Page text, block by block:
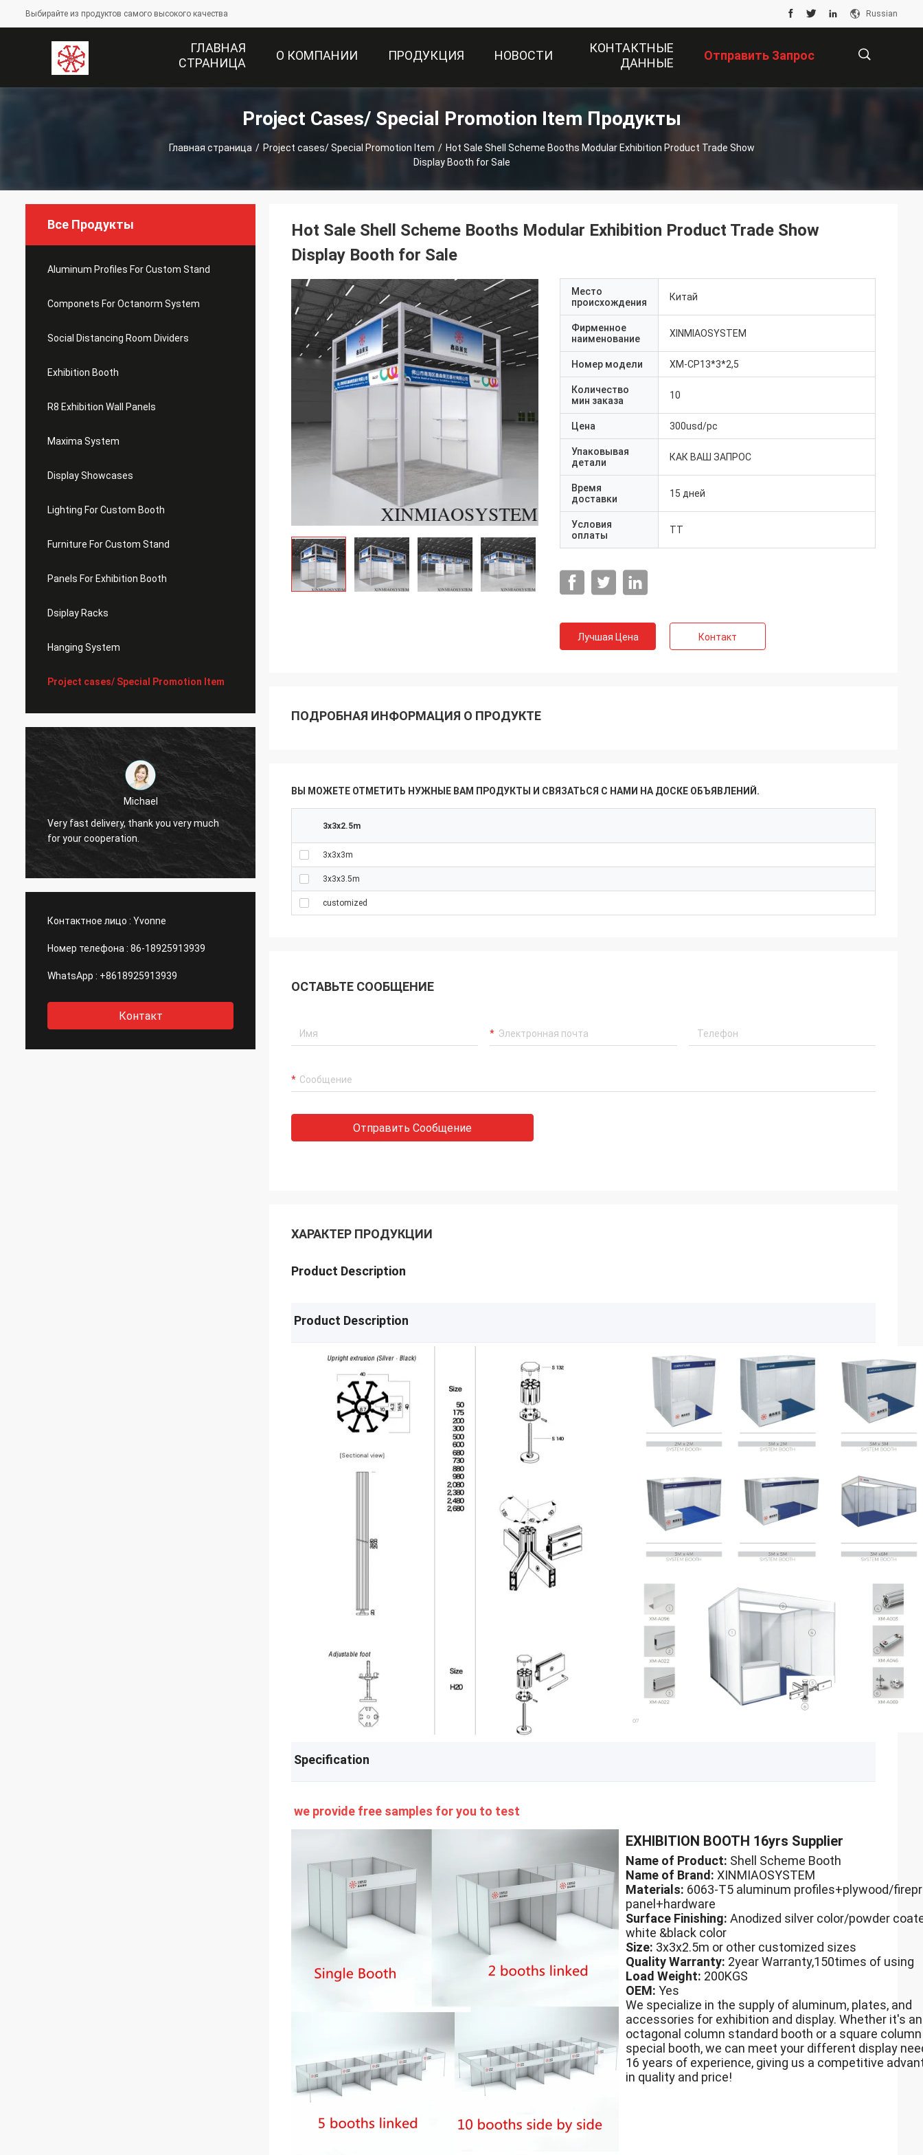
Выбирайте из продуктов самого высокого качества Russian
ГЛАВНАЯ
СТРАНИЦА
О КОМПАНИИ ПРОДУКЦИЯ НОВОСТИ
КОНТАКТНЫЕ
ДАННЫЕ
Отправить Запрос
Project Cases/ Special Promotion Item Продукты
Главная страница / Project cases/ Special Promotion Item / Hot Sale Shell Scheme Booths Modular Exhibition Product Trade Show
Display Booth for Sale
Все Продукты
Aluminum Profiles For Custom Stand
Componets For Octanorm System
Social Distancing Room Dividers
Exhibition Booth
R8 Exhibition Wall Panels
Maxima System
Display Showcases
Lighting For Custom Booth
Furniture For Custom Stand
Panels For Exhibition Booth
Dsiplay Racks
Hanging System
Project cases/ Special Promotion Item
you very much
Akram
I always remember your cooperation
Контактное лицо : Yvonne
Номер телефона : 86-18925913939
WhatsApp : +8618925913939
Контакт
Hot Sale Shell Scheme Booths Modular Exhibition Product Trade Show
Display Booth for Sale
Место
происхождения
Китай
Фирменное
наименование
XINMIAOSYSTEM
Номер модели ХМ-CP13*3*2,5
Количество
мин заказа
10
Цена 300usd/pc
Упаковывая
детали
КАК ВАШ ЗАПРОС
Время
доставки
15 дней
Условия
оплаты
ТТ
Лучшая Цена Контакт
ПОДРОБНАЯ ИНФОРМАЦИЯ О ПРОДУКТЕ
ВЫ МОЖЕТЕ ОТМЕТИТЬ НУЖНЫЕ ВАМ ПРОДУКТЫ И СВЯЗАТЬСЯ С НАМИ НА ДОСКЕ ОБЪЯВЛЕНИЙ.
3x3x2.5m
3x3x3m
3x3x3.5m
customized
ОСТАВЬТЕ СООБЩЕНИЕ
Отправить Сообщение
ХАРАКТЕР ПРОДУКЦИИ
Product Description
Product Description
Specification
we provide free samples for you to test
EXHIBITION BOOTH 16yrs Supplier
Name of Product: Shell Scheme Booth
Name of Brand: XINMIAOSYSTEM
Materials: 6063-T5 aluminum profiles+plywood/
panel+hardware
Surface Finishing: Anodized silver color/powder
white &black color
Size: 3x3x2.5m or other customized sizes
Quality Warranty: 2year Warranty,150times of using
Load Weight: 200KGS
OEM: Yes
We specialize in the supply of aluminum, plates, and
accessories for exhibition and display. Whether it's an
octagonal column standard booth or a square column
special booth, we can meet your different display
16 years of experience, giving us a competitive
in quality and price!